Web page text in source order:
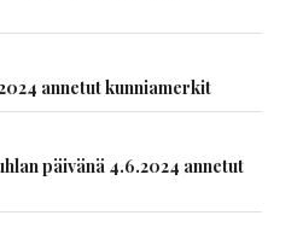
annetut kunniamerkit
päivänä 4.6.2024 annetut